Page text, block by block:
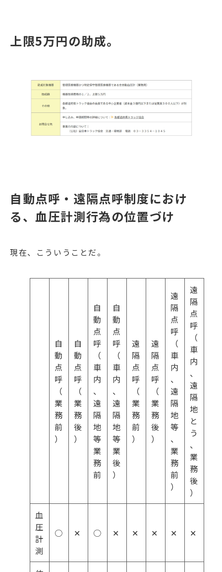
上限5万円の助成。
自動点呼・遠隔点呼制度におけ
る、血圧計測行為の位置づけ
現在、こういうことだ。
自
動
点
呼
（
業
務
前
）
自
動
点
呼
（
業
務
後
）
自
動
点
呼
（
車
内
、
遠
隔
地
等
業
務
前
自
動
点
呼
（
車
内
、
遠
隔
地
等
業
後
）
遠
隔
点
呼
（
業
務
前
）
遠
隔
点
呼
（
業
務
後
）
遠
隔
点
呼
（
車
内
、
遠
隔
地
等
、
業
務
前
）
遠
隔
点
呼
（
車
内
、
遠
隔
地
と
う
、
業
務
後
）
血
圧
計
測
○ ✕ ○ ✕ ✕ ✕ ✕ ✕